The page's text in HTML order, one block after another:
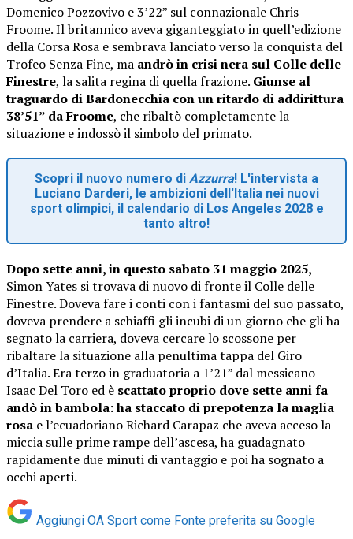
Domenico Pozzovivo e 3’22” sul connazionale Chris
Froome. Il britannico aveva giganteggiato in quell’edizione
della Corsa Rosa e sembrava lanciato verso la conquista del
Trofeo Senza Fine, ma andrò in crisi nera sul Colle delle
Finestre, la salita regina di quella frazione. Giunse al
traguardo di Bardonecchia con un ritardo di addirittura
38’51” da Froome, che ribaltò completamente la
situazione e indossò il simbolo del primato.
Scopri il nuovo numero di Azzurra! L'intervista a
Luciano Darderi, le ambizioni dell'Italia nei nuovi
sport olimpici, il calendario di Los Angeles 2028 e
tanto altro!
Dopo sette anni, in questo sabato 31 maggio 2025,
Simon Yates si trovava di nuovo di fronte il Colle delle
Finestre. Doveva fare i conti con i fantasmi del suo passato,
doveva prendere a schiaffi gli incubi di un giorno che gli ha
segnato la carriera, doveva cercare lo scossone per
ribaltare la situazione alla penultima tappa del Giro
d’Italia. Era terzo in graduatoria a 1’21” dal messicano
Isaac Del Toro ed è scattato proprio dove sette anni fa
andò in bambola:ha staccato di prepotenza la maglia
rosa e l’ecuadoriano Richard Carapaz che aveva acceso la
miccia sulle prime rampe dell’ascesa, ha guadagnato
rapidamente due minuti di vantaggio e poi ha sognato a
occhi aperti.
Aggiungi OA Sport come Fonte preferita su Google